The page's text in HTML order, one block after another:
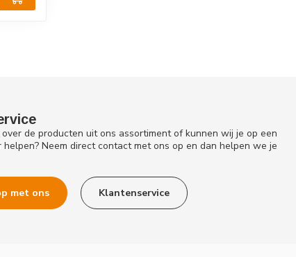
de producten uit ons assortiment of kunnen wij je op een
helpen? Neem direct contact met ons op en dan helpen we je
met ons Klantenservice